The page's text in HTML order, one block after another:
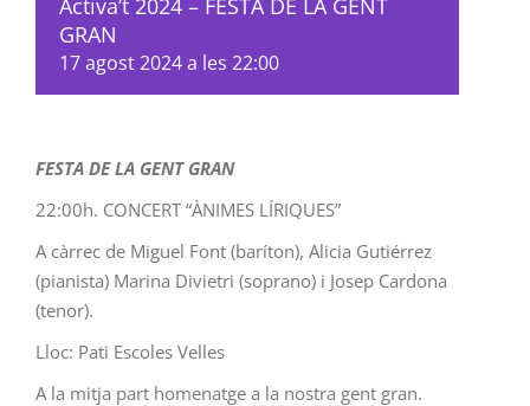
Activa’t 2024 – FESTA DE LA GENT
GRAN
17 agost 2024 a les 22:00
FESTA DE LA GENT GRAN
22:00h. CONCERT “ÀNIMES LÍRIQUES”
A càrrec de Miguel Font (baríton), Alicia Gutiérrez
(pianista) Marina Divietri (soprano) i Josep Cardona
(tenor).
Lloc: Pati Escoles Velles
A la mitja part homenatge a la nostra gent gran.